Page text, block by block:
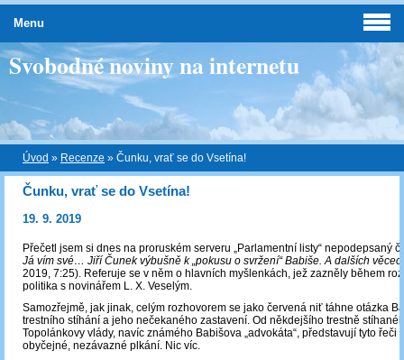
Svobodné noviny na internetu
Úvod » Recenze » Čunku, vrať se do Vsetína!
Čunku, vrať se do Vsetína!
19. 9. 2019
Přečetl jsem si dnes na proruském serveru „Parlamentní listy“ nepodepsaný
Já vím své… Jiří Čunek výbušně k „pokusu o svržení“ Babiše. A dalších
2019, 7:25). Referuje se v něm o hlavních myšlenkách, jež zazněly během
politika s novinářem L. X. Veselým.
Samozřejmě, jak jinak, celým rozhovorem se jako červená niť táhne otázka
trestního stíhání a jeho nečekaného zastavení. Od někdejšího trestně
Topolánkovy vlády, navíc známého Babišova „advokáta“, představují tyto řeči
obyčejné, nezávazné plkání. Nic víc.
Menu